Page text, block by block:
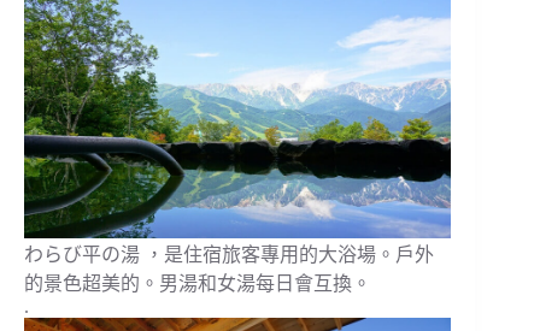
わらび平の湯 ，是住宿旅客專用的大浴場。戶外
的景色超美的。男湯和女湯每日會互換。
.